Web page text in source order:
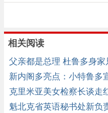
相关阅读
父亲都是总理 杜鲁多身
新内阁多亮点：小特鲁多
克里米亚美女检察长谈走
魁北克省英语秘书处新负